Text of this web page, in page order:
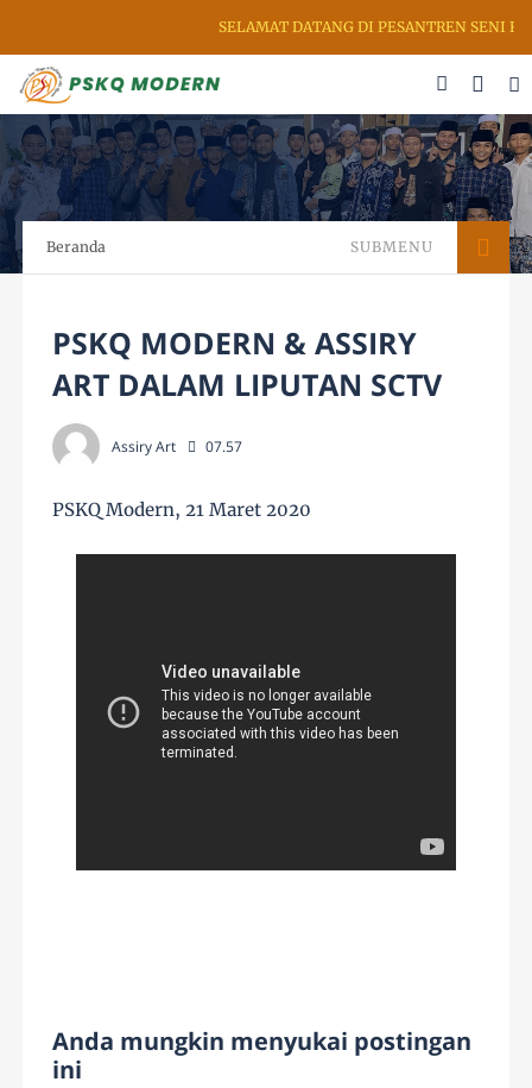
SELAMAT DATANG DI PESANTREN SENI
Beranda SUBMENU
PSKQ MODERN & ASSIRY
ART DALAM LIPUTAN SCTV
Assiry Art 07.57
PSKQ Modern, 21 Maret 2020
Anda mungkin menyukai postingan
ini